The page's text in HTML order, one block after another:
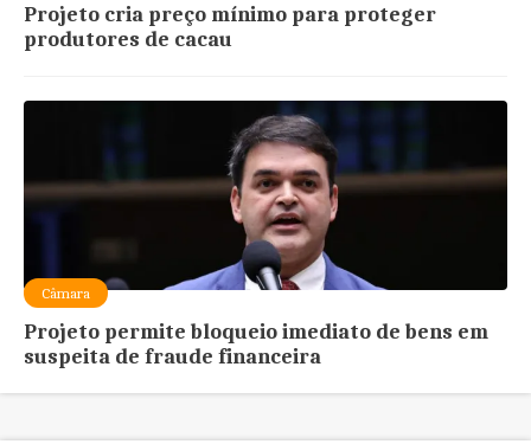
Projeto cria preço mínimo para proteger
produtores de cacau
Câmara
Projeto permite bloqueio imediato de bens em
suspeita de fraude financeira